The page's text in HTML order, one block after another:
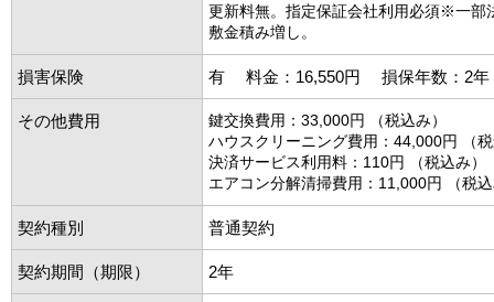
更新料無。指定保証会社利用必須※一部
敷金積み増し。
損害保険 有 料金：16,550円 損保年数：2
その他費用
鍵交換費用：33,000円 （税込み）
ハウスクリーニング費用：44,000円 （
決済サービス利用料：110円 （税込み）
エアコン分解清掃費用：11,000円 （税
契約種別 普通契約
契約期間（期限） 2年